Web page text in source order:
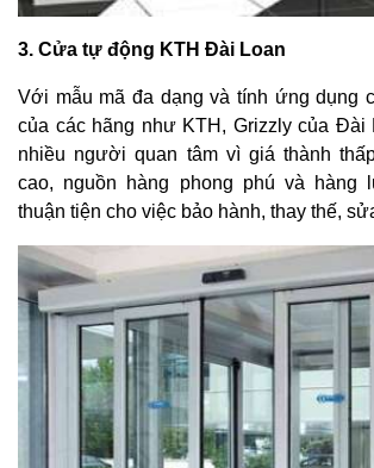
3. Cửa tự động KTH Đài Loan
Với mẫu mã đa dạng và tính ứng dụng
của các hãng như KTH, Grizzly của Đài
nhiều người quan tâm vì giá thành
cao, nguồn hàng phong phú và hàng
thuận tiện cho việc bảo hành, thay thế,